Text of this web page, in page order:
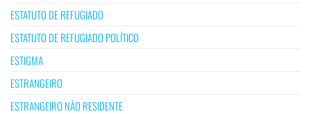
ESTATUTO DE REFUGIADO
ESTATUTO DE REFUGIADO POLÍTICO
ESTIGMA
ESTRANGEIRO
ESTRANGEIRO NÃO RESIDENTE